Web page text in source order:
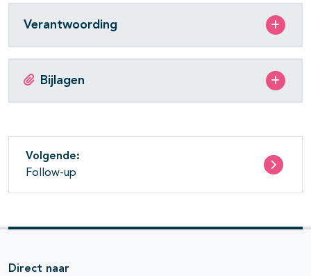
Verantwoording
Bijlagen
Volgende:
Follow-up
Direct naar